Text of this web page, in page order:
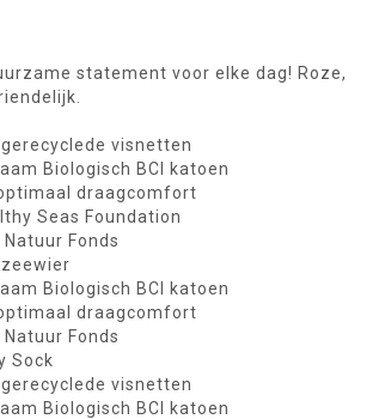
statement voor elke dag! Roze,
visnetten
Biologisch BCI katoen
draagcomfort
Seas Foundation
Fonds
Biologisch BCI katoen
draagcomfort
Fonds
Sock
visnetten
Biologisch BCI katoen